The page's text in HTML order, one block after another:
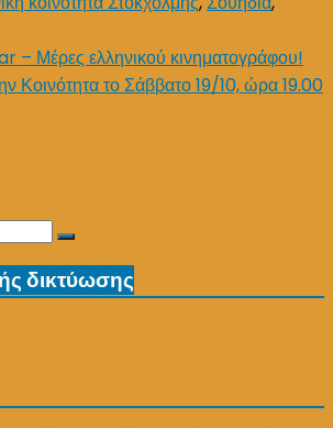
Μέρες ελληνικού κινηματογράφου!
Κοινότητα το Σάββατο 19/10, ώρα 19.00
Search
δικτύωσης